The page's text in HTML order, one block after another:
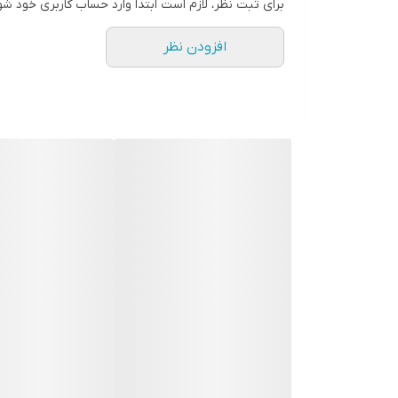
برای ثبت نظر، لازم است ابتدا وارد حساب کاربری خود
افزودن نظر